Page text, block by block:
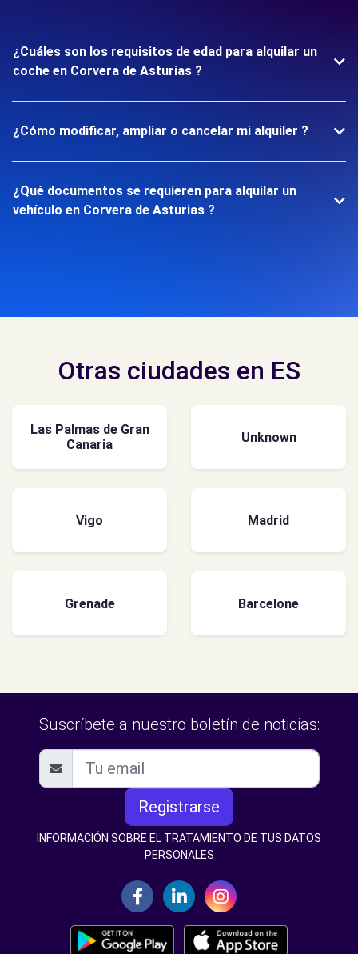
¿Cuáles son los requisitos de edad para alquilar un
coche en Corvera de Asturias ?
¿Cómo modificar, ampliar o cancelar mi alquiler ?
¿Qué documentos se requieren para alquilar un
vehículo en Corvera de Asturias ?
Otras ciudades en ES
Las Palmas de Gran
Canaria
Unknown
Vigo Madrid
Grenade Barcelone
Suscríbete a nuestro boletín de noticias:
Registrarse
INFORMACIÓN SOBRE EL TRATAMIENTO DE TUS DATOS
PERSONALES